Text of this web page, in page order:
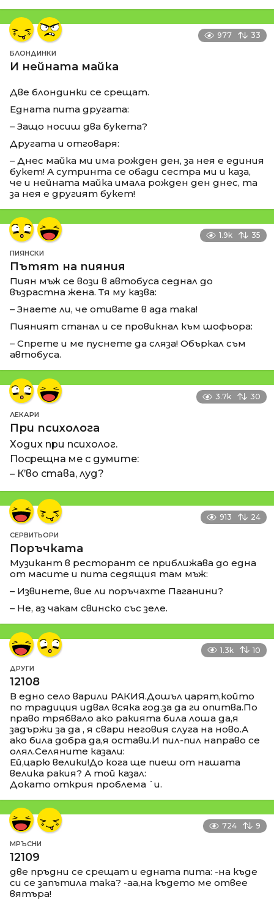
977 33
БЛОНДИНКИ
И нейната майка
Две блондинки се срещат.
Едната пита другата:
– Защо носиш два букета?
Другата и отговаря:
– Днес майка ми има рожден ден, за нея е единия
букет! А сутринта се обади сестра ми и каза,
че и нейната майка имала рожден ден днес, та
за нея е другият букет!
1.9k 35
ПИЯНСКИ
Пътят на пияния
Пиян мъж се вози в автобуса седнал до
възрастна жена. Тя му казва:
– Знаете ли, че отивате в ада така!
Пияният станал и се провикнал към шофьора:
– Спрете и ме пуснете да сляза! Объркал съм
автобуса.
3.7k 30
ЛЕКАРИ
При психолога
Ходих при психолог.
Посрещна ме с думите:
– К’во става, луд?
913 24
СЕРВИТЬОРИ
Поръчката
Музикант в ресторант се приближава до една
от масите и пита седящия там мъж:
– Извинете, вие ли поръчахте Паганини?
– Не, аз чакам свинско със зеле.
1.3k 10
ДРУГИ
12108
В едно село варили РАКИЯ.Дошъл царят,който
по традиция идвал всяка год.за да ги опитва.По
право трябвало ако ракията била лоша да,я
задържи за да , я свари неговия слуга на ново.А
ако била добра да,я остави.И пил-пил направо се
олял.Селяните казали:
Ей,царю велики!До кога ще пиеш от нашата
велика ракия? А той казал:
Докато открия проблема `и.
724 9
МРЪСНИ
12109
две пръдни се срещат и едната пита: -на къде
си се запътила така? -аа,на където ме отвее
вятъра!